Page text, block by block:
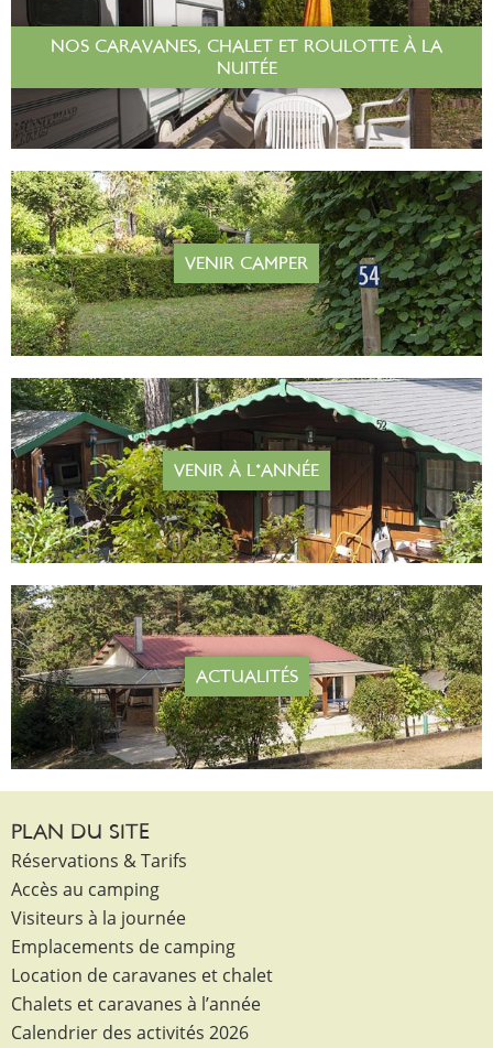
NOS CARAVANES, CHALET ET ROULOTTE À LA
NUITÉE
VENIR CAMPER
VENIR À L'ANNÉE
ACTUALITÉS
PLAN DU SITE
Réservations & Tarifs
Accès au camping
Visiteurs à la journée
Emplacements de camping
Location de caravanes et chalet
Chalets et caravanes à l’année
Calendrier des activités 2026